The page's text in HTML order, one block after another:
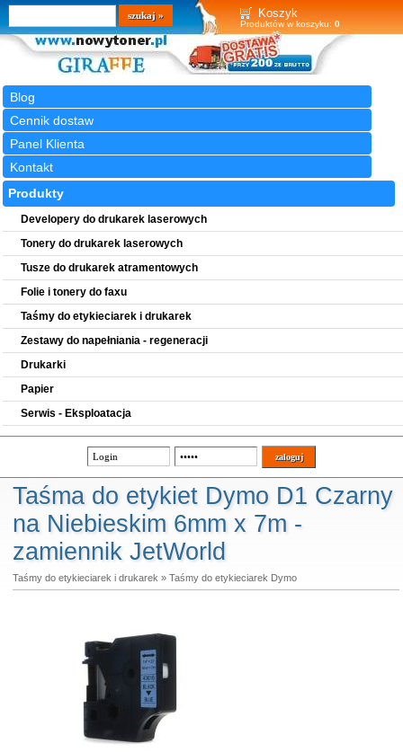
Koszyk
Produktów w koszyku: 0
Blog
Cennik dostaw
Panel Klienta
Kontakt
Wyszukiwarka
szukaj
Produkty
Developery do drukarek laserowych
Tonery do drukarek laserowych
Tusze do drukarek atramentowych
Folie i tonery do faxu
Taśmy do etykieciarek i drukarek
Zestawy do napełniania - regeneracji
Drukarki
Papier
Serwis - Eksploatacja
Taśma do etykiet Dymo D1 Czarny
na Niebieskim 6mm x 7m -
zamiennik JetWorld
Taśmy do etykieciarek i drukarek » Taśmy do etykieciarek Dymo